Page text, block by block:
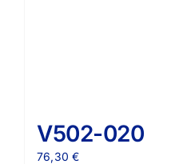
V502-020
76,30€